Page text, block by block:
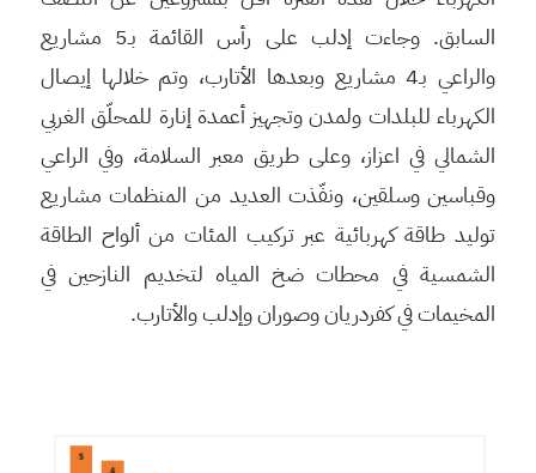
السابق. وجاءت إدلب على رأس القائمة بـ5 مشاريع
والراعي بـ4 مشاريع وبعدها الأتارب، وتم خلالها إيصال
الكهرباء للبلدات ولمدن وتجهيز أعمدة إنارة للمحلّق الغربي
الشمالي في اعزاز، وعلى طريق معبر السلامة، وفي الراعي
وقباسين وسلقين، ونفّذت العديد من المنظمات مشاريع
توليد طاقة كهربائية عبر تركيب المئات من ألواح الطاقة
الشمسية في محطات ضخ المياه لتخديم النازحين في
المخيمات في كفردريان وصوران وإدلب والأتارب.